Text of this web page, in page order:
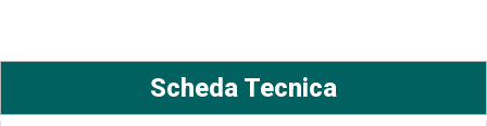
Scheda Tecnica